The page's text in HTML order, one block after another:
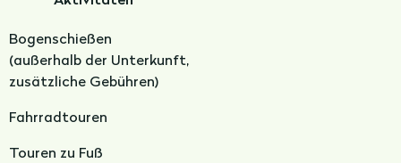
Bogenschießen
(außerhalb der Unterkunft,
zusätzliche Gebühren)
Fahrradtouren
Touren zu Fuß